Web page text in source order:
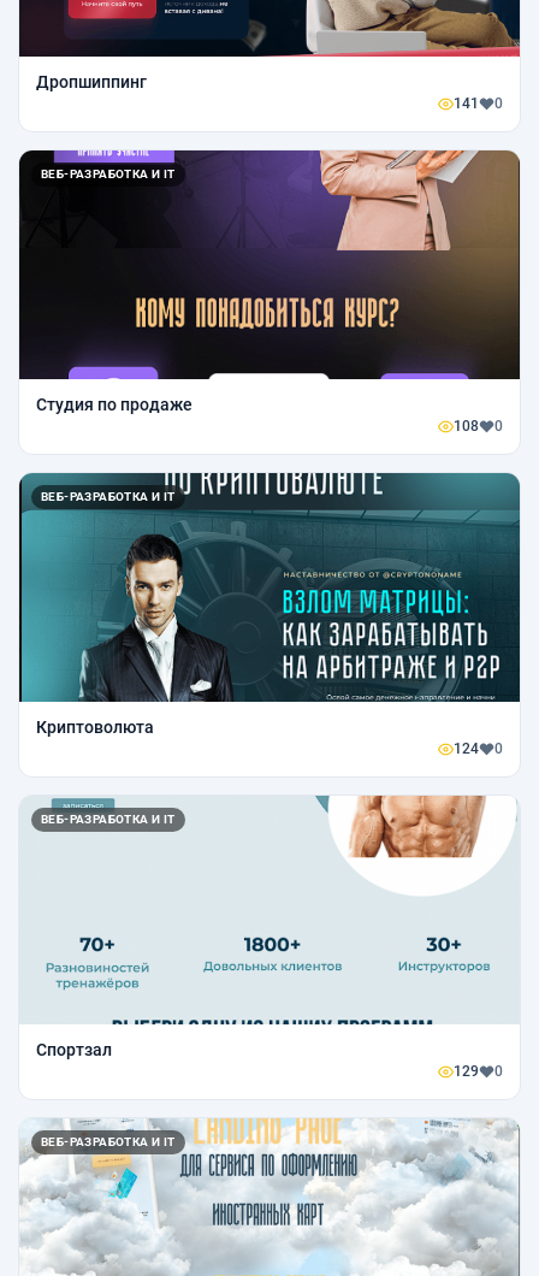
Дропшиппинг
141 0
ВЕБ-РАЗРАБОТКА И IT
Студия по продаже
108 0
ВЕБ-РАЗРАБОТКА И IT
Криптоволюта
124 0
ВЕБ-РАЗРАБОТКА И IT
Спортзал
129 0
ВЕБ-РАЗРАБОТКА И IT